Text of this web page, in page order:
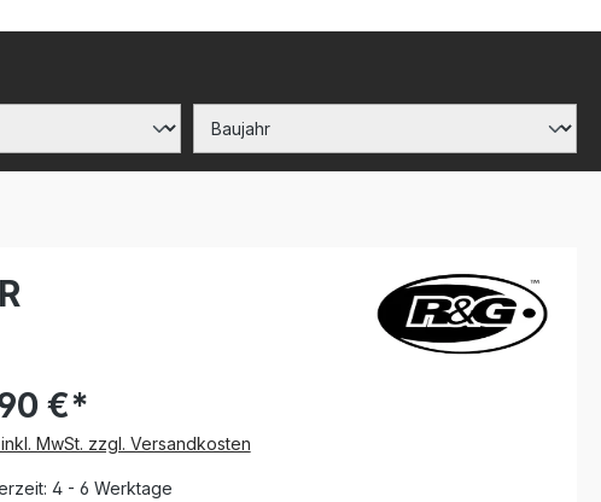
€*
MwSt. zzgl. Versandkosten
4 - 6 Werktage